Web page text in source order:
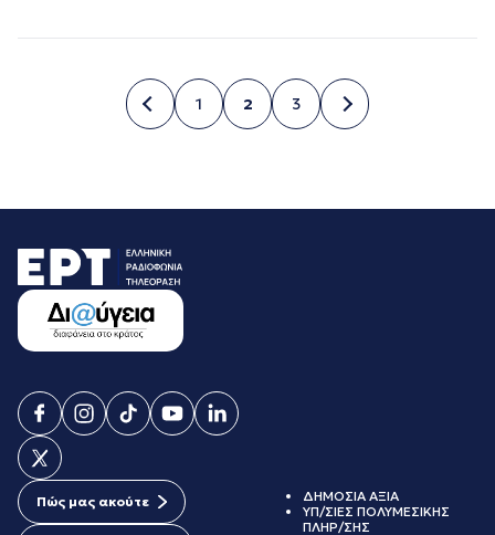
Σελίδα
1
Σελίδα
2
Σελίδα
3
Πώς μας ακούτε
ΔΗΜΟΣΙΑ ΑΞΙΑ
ΥΠ/ΣΙΕΣ ΠΟΛΥΜΕΣΙΚΗΣ
ΠΛΗΡ/ΣΗΣ